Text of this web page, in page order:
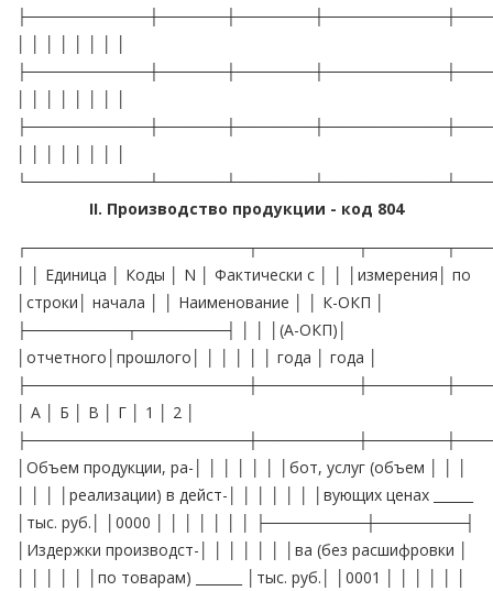
II. Производство продукции - код 804
│ │ Единица │ Коды │ N │ Фактически с │ │ │измерения│ по
│строки│ начала │ │ Наименование │ │ К-ОКП │
├─────────┬────────┤ │ │ │(А-ОКП)│
│отчетного│прошлого│ │ │ │ │ │ года │ года │
│ А │ Б │ В │ Г │ 1 │ 2 │
│Объем продукции, ра-│ │ │ │ │ │ │бот, услуг (объем │ │ │
│ │ │ │реализации) в дейст-│ │ │ │ │ │ │вующих ценах ______
│тыс. руб.│ │0000 │ │ │ │ │ │ │ ├─────────┼────────┤
│Издержки производст-│ │ │ │ │ │ │ва (без расшифровки │
│ │ │ │ │ │по товарам) _______ │тыс. руб.│ │0001 │ │ │ │ │ │